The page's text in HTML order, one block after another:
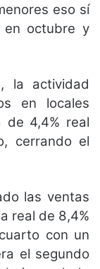
eso sí
en octubre y
la actividad
en locales
de 4,4% real
cerrando el
las ventas
real de 8,4%
con un
el segundo